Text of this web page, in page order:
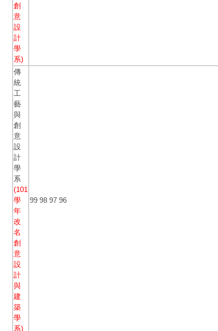
創
意
設
計
學
系)
傳
統
工
藝
與
創
意
設
計
學
系
(101
學
年
改
名
創
意
設
計
與
建
築
學
系)
99 98 97 96